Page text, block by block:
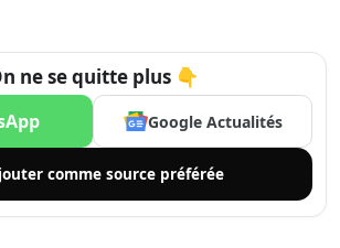
ne se quitte plus 👇
Google Actualités
comme source préférée